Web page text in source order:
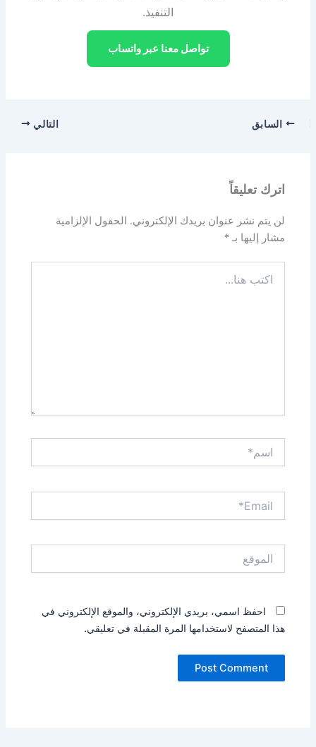
التنفيذ.
تواصل معنا عبر واتساب
السابق التالي
اترك تعليقاً
لن يتم نشر عنوان بريدك الإلكتروني. الحقول الإلزامية
مشار إليها بـ*
هنا...
احفظ اسمي، بريدي الإلكتروني، والموقع الإلكتروني في
هذا المتصفح لاستخدامها المرة المقبلة في تعليقي.